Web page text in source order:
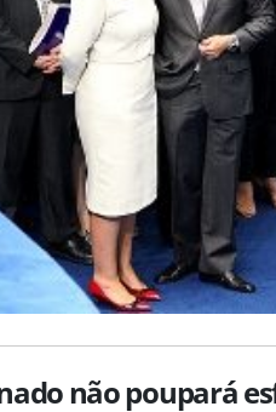
não poupará